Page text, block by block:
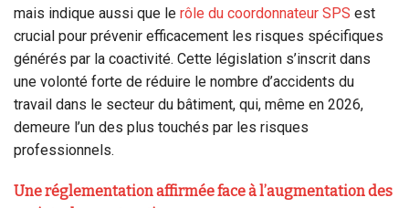
mais indique aussi que le rôle du coordonnateur SPS est
crucial pour prévenir efficacement les risques spécifiques
générés par la coactivité. Cette législation s’inscrit dans
une volonté forte de réduire le nombre d’accidents du
travail dans le secteur du bâtiment, qui, même en 2026,
demeure l’un des plus touchés par les risques
professionnels.
Une réglementation affirmée face à l’augmentation des